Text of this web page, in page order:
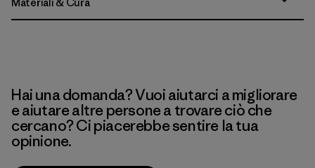
Hai una domanda? Vuoi aiutarci a migliorare
e aiutare altre persone a trovare ciò che
cercano? Ci piacerebbe sentire la tua
opinione.